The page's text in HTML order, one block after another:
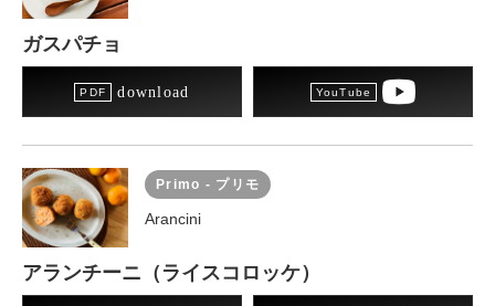
ガスパチョ
download
Primo - プリモ
Arancini
アランチーニ（ライスコロッケ）